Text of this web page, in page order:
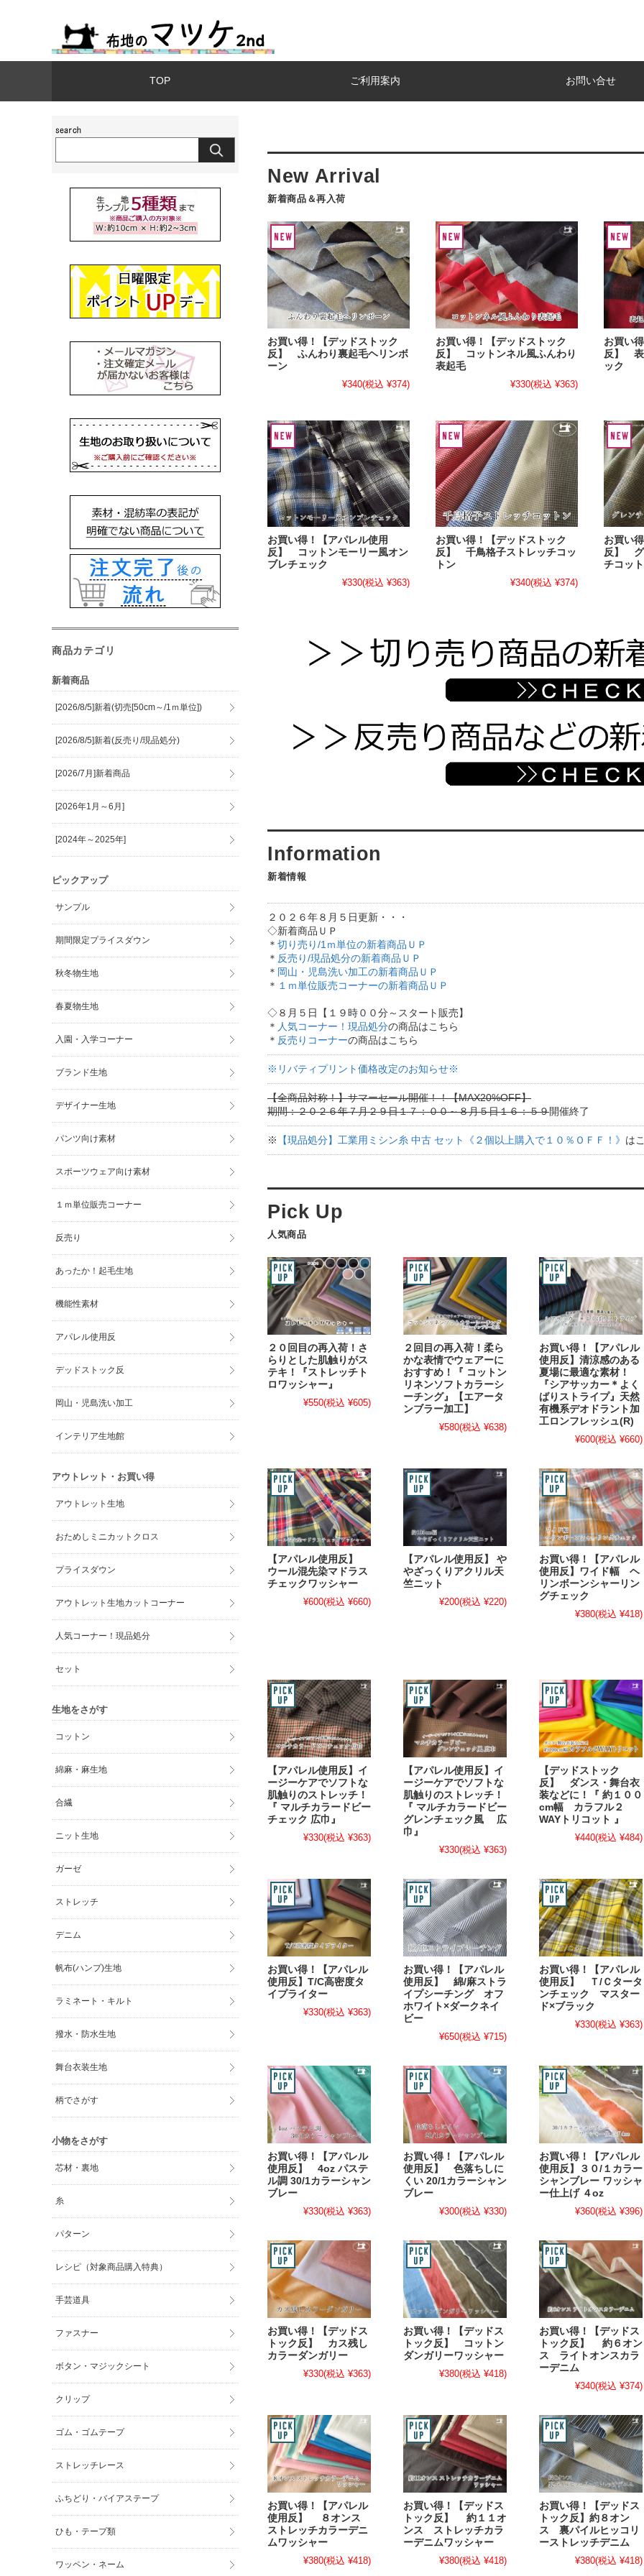
TOP ご利用案内 お問い合せ
新着商品＆再入荷
お買い得！【デッドストック
反】 ふんわり裏起毛ヘリンボ
ーン
¥340(税込 ¥374)
お買い得！【デッドストック
反】 コットンネル風ふんわり
表起毛
¥330(税込 ¥363)
お買い
反】 表
ック
お買い得！【アパレル使用
反】 コットンモーリー風オン
ブレチェック
¥330(税込 ¥363)
お買い得！【デッドストック
反】 千鳥格子ストレッチコッ
トン
¥340(税込 ¥374)
お買い
反】 グ
チコッ
新着情報
２０２６年８月５日更新・・・
◇新着商品ＵＰ
＊ 切り売り/1ｍ単位の新着商品ＵＰ
＊ 反売り/現品処分の新着商品ＵＰ
＊ 岡山・児島洗い加工の新着商品ＵＰ
＊ １ｍ単位販売コーナーの新着商品ＵＰ
◇８月５日【１９時００分～スタート販売】
＊ 人気コーナー！現品処分の商品はこちら
＊ 反売りコーナーの商品はこちら
※リバティプリント価格改定のお知らせ※
【全商品対称！】サマーセール開催！！【MAX20%OFF】
期間：２０２６年７月２９日１７：００～８月５日１６：５９開催終了
※ 【現品処分】工業用ミシン糸 中古 セット《２個以上購入で１０％ＯＦＦ！》 は
人気商品
２０回目の再入荷！さ
らりとした肌触りがス
テキ！『ストレッチト
ロワッシャー』
¥550(税込 ¥605)
２回目の再入荷！柔ら
かな表情でウェアーに
おすすめ！『 コットン
リネンソフトカラーシ
ーチング』【エアータ
ンブラー加工】
¥580(税込 ¥638)
お買い得！【アパレル
使用反】清涼感のある
夏場に最適な素材！
『シアサッカー＊よく
ばりストライプ』天然
有機系デオドラント加
工ロンフレッシュ(R)
¥600(税込 ¥660)
【アパレル使用反】
ウール混先染マドラス
チェックワッシャー
¥600(税込 ¥660)
【アパレル使用反】 や
やざっくりアクリル天
竺ニット
¥200(税込 ¥220)
お買い得！【アパレル
使用反】ワイド幅 ヘ
リンボーンシャーリン
グチェック
¥380(税込 ¥418)
【アパレル使用反】イ
ージーケアでソフトな
肌触りのストレッチ！
『 マルチカラードビー
チェック 広巾』
¥330(税込 ¥363)
【アパレル使用反】イ
ージーケアでソフトな
肌触りのストレッチ！
『 マルチカラードビー
グレンチェック風 広
巾』
¥330(税込 ¥363)
【デッドストック
反】 ダンス・舞台衣
装などに！『 約１００
cm幅 カラフル２
WAYトリコット 』
¥440(税込 ¥484)
お買い得！【アパレル
使用反】T/C高密度タ
イプライター
¥330(税込 ¥363)
お買い得！【アパレル
使用反】 綿/麻ストラ
イプシーチング オフ
ホワイト×ダークネイ
ビー
¥650(税込 ¥715)
お買い得！【アパレル
使用反】 Ｔ/Ｃタータ
ンチェック マスター
ド×ブラック
¥330(税込 ¥363)
お買い得！【アパレル
使用反】 4oz パステ
ル調 30/1カラーシャン
ブレー
¥330(税込 ¥363)
お買い得！【アパレル
使用反】 色落ちしに
くい 20/1カラーシャン
ブレー
¥300(税込 ¥330)
お買い得！【アパレル
使用反】３０/１カラー
シャンブレー ワッシャ
ー仕上げ ４oz
¥360(税込 ¥396)
お買い得！【デッドス
トック反】 カス残し
カラーダンガリー
¥330(税込 ¥363)
お買い得！【デッドス
トック反】 コットン
ダンガリーワッシャー
¥380(税込 ¥418)
お買い得！【デッドス
トック反】 約６オン
ス ライトオンスカラ
ーデニム
¥340(税込 ¥374)
お買い得！【アパレル
使用反】 ８オンス
ストレッチカラーデニ
ムワッシャー
¥380(税込 ¥418)
お買い得！【デッドス
トック反】 約１１オ
ンス ストレッチカラ
ーデニムワッシャー
¥380(税込 ¥418)
お買い得！【デッドス
トック反】約８オン
ス 裏パイルヒッコリ
ーストレッチデニム
¥380(税込 ¥418)
商品カテゴリ
新着商品
[2026/8/5]新着(切売[50cm～/1ｍ単位])
[2026/8/5]新着(反売り/現品処分)
[2026/7月]新着商品
[2026年1月～6月]
[2024年～2025年]
ピックアップ
サンプル
期間限定プライスダウン
秋冬物生地
春夏物生地
入園・入学コーナー
ブランド生地
デザイナー生地
パンツ向け素材
スポーツウェア向け素材
１ｍ単位販売コーナー
反売り
あったか！起毛生地
機能性素材
アパレル使用反
デッドストック反
岡山・児島洗い加工
インテリア生地館
アウトレット・お買い得
アウトレット生地
おためしミニカットクロス
プライスダウン
アウトレット生地カットコーナー
人気コーナー！現品処分
セット
生地をさがす
コットン
綿麻・麻生地
合繊
ニット生地
ガーゼ
ストレッチ
デニム
帆布(ハンプ)生地
ラミネート・キルト
撥水・防水生地
舞台衣装生地
柄でさがす
小物をさがす
芯材・裏地
糸
パターン
レシピ（対象商品購入特典）
手芸道具
ファスナー
ボタン・マジックシート
クリップ
ゴム・ゴムテープ
ストレッチレース
ふちどり・バイアステープ
ひも・テープ類
ワッペン・ネーム